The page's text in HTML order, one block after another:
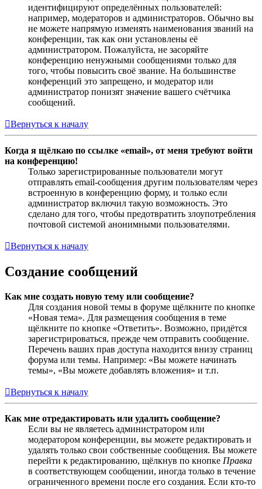
идентифицируют определённых пользователей:
например, модераторов и администраторов. Обычно вы
не можете напрямую изменять наименования званий на
конференции, так как они установлены её
администратором. Пожалуйста, не засоряйте
конференцию ненужными сообщениями только для
того, чтобы повысить своё звание. На большинстве
конференций это запрещено, и модератор или
администратор понизят значение вашего счётчика
сообщений.
Вернуться к началу
Когда я щёлкаю по ссылке «email», от меня требуют войти
на конференцию!
Только зарегистрированные пользователи могут
отправлять email-сообщения другим пользователям через
встроенную в конференцию форму, и только если
администратор включил такую возможность. Это
сделано для того, чтобы предотвратить злоупотребления
почтовой системой анонимными пользователями.
Вернуться к началу
Создание сообщений
Как мне создать новую тему или сообщение?
Для создания новой темы в форуме щёлкните по кнопке
«Новая тема». Для размещения сообщения в теме
щёлкните по кнопке «Ответить». Возможно, придётся
зарегистрироваться, прежде чем отправить сообщение.
Перечень ваших прав доступа находится внизу страниц
форума или темы. Например: «Вы можете начинать
темы», «Вы можете добавлять вложения» и т.п.
Вернуться к началу
Как мне отредактировать или удалить сообщение?
Если вы не являетесь администратором или
модератором конференции, вы можете редактировать и
удалять только свои собственные сообщения. Вы можете
перейти к редактированию, щёлкнув по кнопке Правка
в соответствующем сообщении, иногда только в течение
ограниченного времени после его создания. Если кто-то